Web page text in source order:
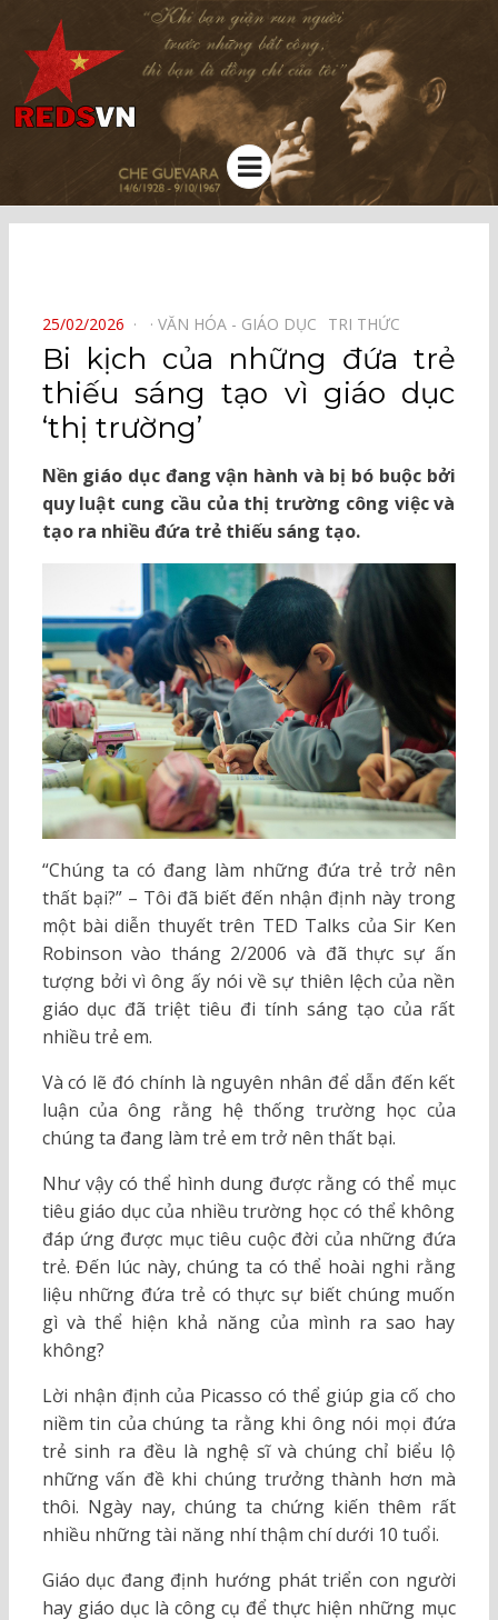
Kênh chia sẻ tri thức cộng đồng
Menu
POSTED
ON
25/02/2026 VĂN HÓA - GIÁO DỤC⠀ TRI THỨC⠀
Bi kịch của những đứa trẻ
thiếu sáng tạo vì giáo dục
‘thị trường’
Nền giáo dục đang vận hành và bị bó buộc bởi
quy luật cung cầu của thị trường công việc và
tạo ra nhiều đứa trẻ thiếu sáng tạo.
“Chúng ta có đang làm những đứa trẻ trở nên
thất bại?” – Tôi đã biết đến nhận định này trong
một bài diễn thuyết trên TED Talks của Sir Ken
Robinson vào tháng 2/2006 và đã thực sự ấn
tượng bởi vì ông ấy nói về sự thiên lệch của nền
giáo dục đã triệt tiêu đi tính sáng tạo của rất
nhiều trẻ em.
Và có lẽ đó chính là nguyên nhân để dẫn đến kết
luận của ông rằng hệ thống trường học của
chúng ta đang làm trẻ em trở nên thất bại.
Như vậy có thể hình dung được rằng có thể mục
tiêu giáo dục của nhiều trường học có thể không
đáp ứng được mục tiêu cuộc đời của những đứa
trẻ. Đến lúc này, chúng ta có thể hoài nghi rằng
liệu những đứa trẻ có thực sự biết chúng muốn
gì và thể hiện khả năng của mình ra sao hay
không?
Lời nhận định của Picasso có thể giúp gia cố cho
niềm tin của chúng ta rằng khi ông nói mọi đứa
trẻ sinh ra đều là nghệ sĩ và chúng chỉ biểu lộ
những vấn đề khi chúng trưởng thành hơn mà
thôi. Ngày nay, chúng ta chứng kiến thêm rất
nhiều những tài năng nhí thậm chí dưới 10 tuổi.
Giáo dục đang định hướng phát triển con người
hay giáo dục là công cụ để thực hiện những mục